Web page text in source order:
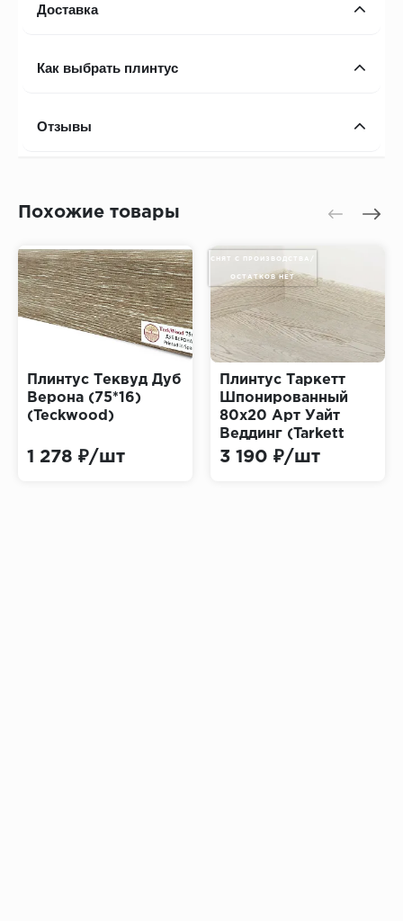
Доставка
Как выбрать плинтус
Отзывы
Похожие товары
Плинтус Теквуд Дуб
Верона (75*16)
(Teckwood)
1 278 ₽/шт
СНЯТ С ПРОИЗВОДСТВА/
ОСТАТКОВ НЕТ
Плинтус Таркетт
Шпонированный
80х20 Арт Уайт
Веддинг (Tarkett
Art)
3 190 ₽/шт